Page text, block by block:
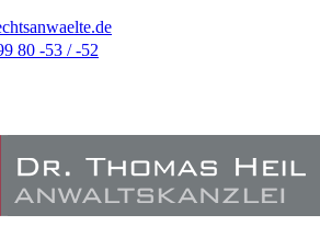
80 -53 / -52